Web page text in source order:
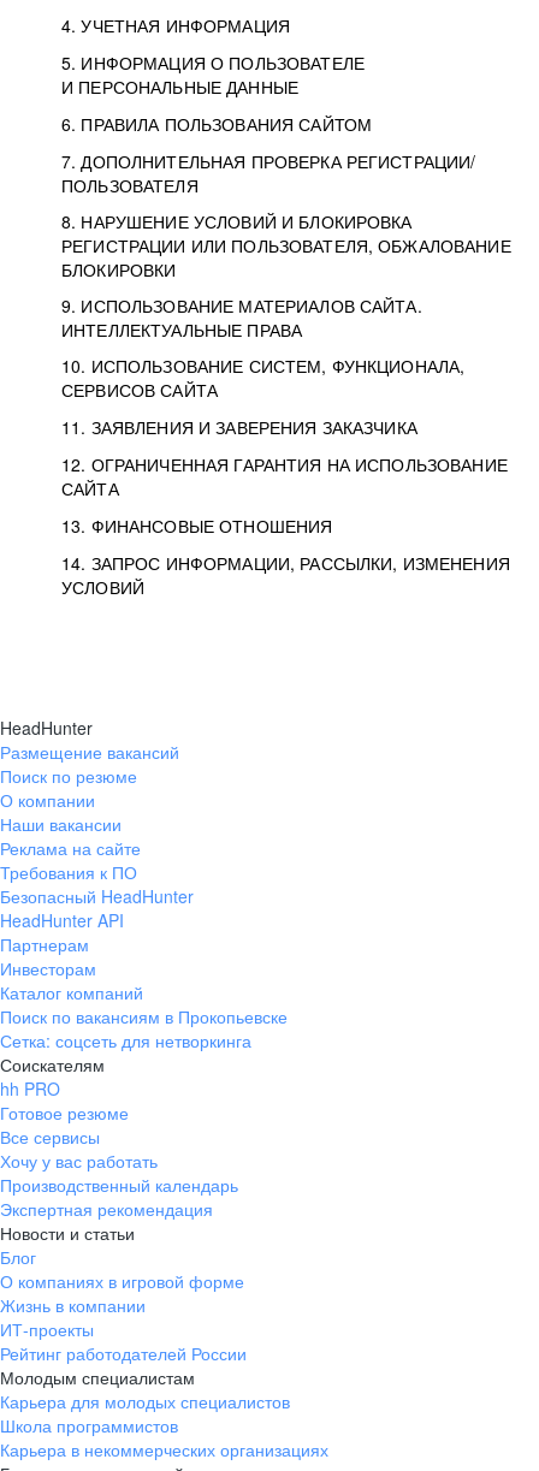
4. УЧЕТНАЯ ИНФОРМАЦИЯ
5. ИНФОРМАЦИЯ О ПОЛЬЗОВАТЕЛЕ
И ПЕРСОНАЛЬНЫЕ ДАННЫЕ
6. ПРАВИЛА ПОЛЬЗОВАНИЯ САЙТОМ
7. ДОПОЛНИТЕЛЬНАЯ ПРОВЕРКА РЕГИСТРАЦИИ/
ПОЛЬЗОВАТЕЛЯ
8. НАРУШЕНИЕ УСЛОВИЙ И БЛОКИРОВКА
РЕГИСТРАЦИИ ИЛИ ПОЛЬЗОВАТЕЛЯ, ОБЖАЛОВАНИЕ
БЛОКИРОВКИ
9. ИСПОЛЬЗОВАНИЕ МАТЕРИАЛОВ САЙТА.
ИНТЕЛЛЕКТУАЛЬНЫЕ ПРАВА
10. ИСПОЛЬЗОВАНИЕ СИСТЕМ, ФУНКЦИОНАЛА,
СЕРВИСОВ САЙТА
11. ЗАЯВЛЕНИЯ И ЗАВЕРЕНИЯ ЗАКАЗЧИКА
12. ОГРАНИЧЕННАЯ ГАРАНТИЯ НА ИСПОЛЬЗОВАНИЕ
САЙТА
13. ФИНАНСОВЫЕ ОТНОШЕНИЯ
14. ЗАПРОС ИНФОРМАЦИИ, РАССЫЛКИ, ИЗМЕНЕНИЯ
УСЛОВИЙ
HeadHunter
Размещение вакансий
Поиск по резюме
О компании
Наши вакансии
Реклама на сайте
Требования к ПО
Безопасный HeadHunter
HeadHunter API
Партнерам
Инвесторам
Каталог компаний
Поиск по вакансиям в Прокопьевске
Сетка: соцсеть для нетворкинга
Соискателям
hh PRO
Готовое резюме
Все сервисы
Хочу у вас работать
Производственный календарь
Экспертная рекомендация
Новости и статьи
Блог
О компаниях в игровой форме
Жизнь в компании
ИТ-проекты
Рейтинг работодателей России
Молодым специалистам
Карьера для молодых специалистов
Школа программистов
Карьера в некоммерческих организациях